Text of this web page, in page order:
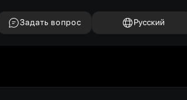
Задать вопрос Русский